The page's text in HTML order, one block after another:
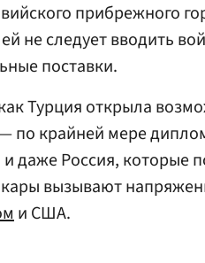
прибрежного
не следует вводить
поставки.
Турция открыла
по крайней мере
и даже Россия,
вызывают
и США.